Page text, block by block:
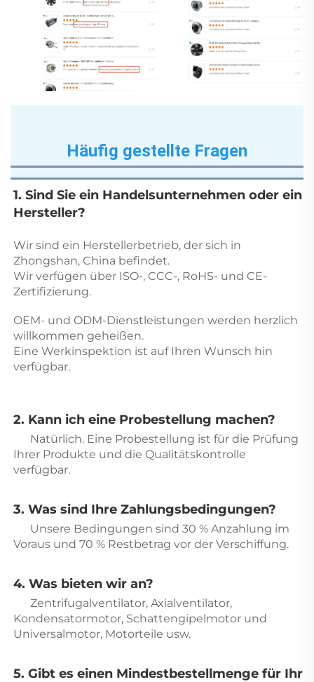
Häufig gestellte Fragen
1. Sind Sie ein Handelsunternehmen oder ein
Hersteller?
Wir sind ein Herstellerbetrieb, der sich in
Zhongshan, China befindet.
Wir verfügen über ISO-, CCC-, RoHS- und CE-
Zertifizierung.
OEM- und ODM-Dienstleistungen werden herzlich
willkommen geheißen.
Eine Werkinspektion ist auf Ihren Wunsch hin
verfügbar.
2. Kann ich eine Probestellung machen?
Natürlich. Eine Probestellung ist für die Prüfung
Ihrer Produkte und die Qualitätskontrolle
verfügbar.
3. Was sind Ihre Zahlungsbedingungen?
Unsere Bedingungen sind 30 % Anzahlung im
Voraus und 70 % Restbetrag vor der Verschiffung.
4. Was bieten wir an?
Zentrifugalventilator, Axialventilator,
Kondensatormotor, Schattengipelmotor und
Universalmotor, Motorteile usw.
5. Gibt es einen Mindestbestellmenge für Ihr